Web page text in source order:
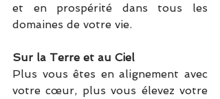
et en prospérité dans tous les
domaines de votre vie.
Sur la Terre et au Ciel
Plus vous êtes en alignement avec
votre cœur, plus vous élevez votre